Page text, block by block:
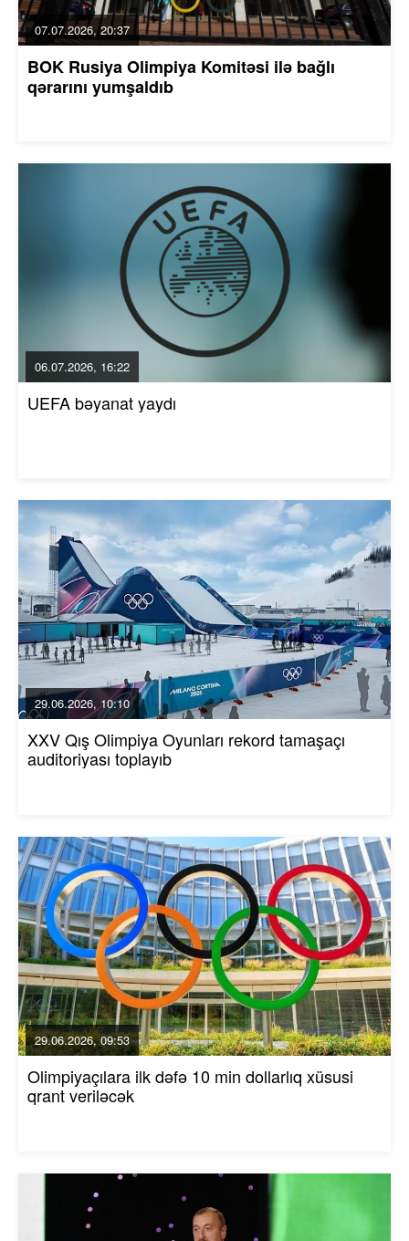
07.07.2026, 20:37
BOK Rusiya Olimpiya Komitəsi ilə bağlı
qərarını yumşaldıb
06.07.2026, 16:22
UEFA bəyanat yaydı
29.06.2026, 10:10
XXV Qış Olimpiya Oyunları rekord tamaşaçı
auditoriyası toplayıb
29.06.2026, 09:53
Olimpiyaçılara ilk dəfə 10 min dollarlıq xüsusi
qrant veriləcək